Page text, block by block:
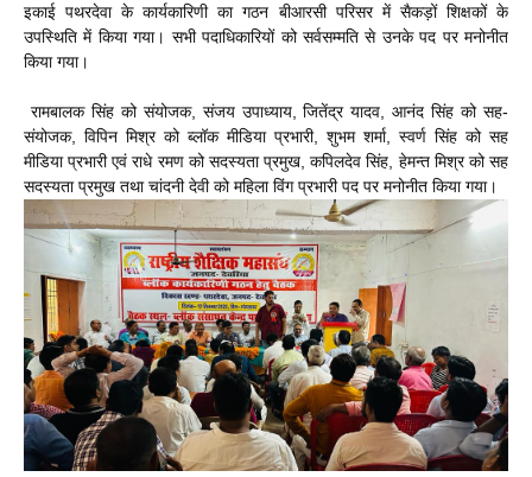
इकाई पथरदेवा के कार्यकारिणी का गठन बीआरसी परिसर में सैकड़ों शिक्षकों के
उपस्थिति में किया गया। सभी पदाधिकारियों को सर्वसम्मति से उनके पद पर मनोनीत
किया गया।
रामबालक सिंह को संयोजक, संजय उपाध्याय, जितेंद्र यादव, आनंद सिंह को सह-
संयोजक, विपिन मिश्र को ब्लॉक मीडिया प्रभारी, शुभम शर्मा, स्वर्ण सिंह को सह
मीडिया प्रभारी एवं राधे रमण को सदस्यता प्रमुख, कपिलदेव सिंह, हेमन्त मिश्र को सह
सदस्यता प्रमुख तथा चांदनी देवी को महिला विंग प्रभारी पद पर मनोनीत किया गया।